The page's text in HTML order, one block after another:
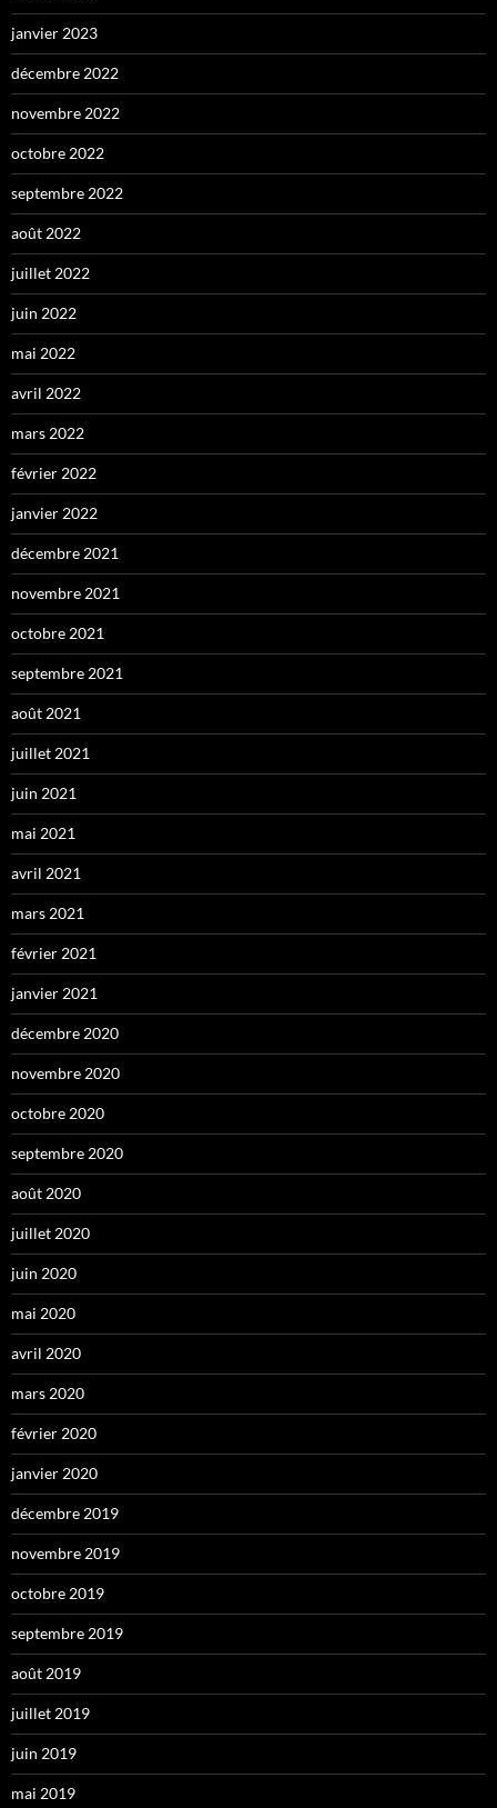
janvier 2023
décembre 2022
novembre 2022
octobre 2022
septembre 2022
août 2022
juillet 2022
juin 2022
mai 2022
avril 2022
mars 2022
février 2022
janvier 2022
décembre 2021
novembre 2021
octobre 2021
septembre 2021
août 2021
juillet 2021
juin 2021
mai 2021
avril 2021
mars 2021
février 2021
janvier 2021
décembre 2020
novembre 2020
octobre 2020
septembre 2020
août 2020
juillet 2020
juin 2020
mai 2020
avril 2020
mars 2020
février 2020
janvier 2020
décembre 2019
novembre 2019
octobre 2019
septembre 2019
août 2019
juillet 2019
juin 2019
mai 2019